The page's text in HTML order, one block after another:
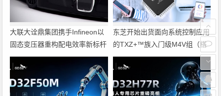
大联大诠鼎集团携手Infineon以
固态变压器重构配电效率新标杆
东芝开始出货面向系统控制应用
的TXZ+™族入门级M4V组（搭
载Arm Cortex‑M4内核的标准微
控制器）工程样品